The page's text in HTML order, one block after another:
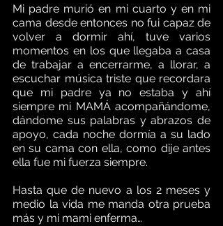
Mi padre murió en mi cuarto y en mi
cama desde entonces no fui capaz de
volver a dormir ahí, tuve varios
momentos en los que llegaba a casa
de trabajar a encerrarme, a llorar, a
escuchar música triste que recordara
que mi padre ya no estaba y ahí
siempre mi MAMÁ acompañándome,
dándome sus palabras y abrazos de
apoyo, cada noche dormía a su lado
en su cama con ella, como dije antes
ella fue mi fuerza siempre.
Hasta que de nuevo a los 2 meses y
medio la vida me manda otra prueba
más y mi mami enferma…